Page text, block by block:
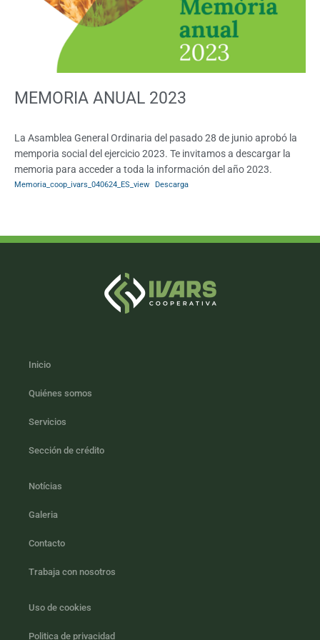
MEMORIA ANUAL 2023
La Asamblea General Ordinaria del pasado 28 de junio aprobó la
memporia social del ejercicio 2023. Te invitamos a descargar la
memoria para acceder a toda la información del año 2023.
Memoria_coop_ivars_040624_ES_view Descarga
Inicio
Quiénes somos
Servicios
Sección de crédito
Notícias
Galeria
Contacto
Trabaja con nosotros
Uso de cookies
Politica de privacidad